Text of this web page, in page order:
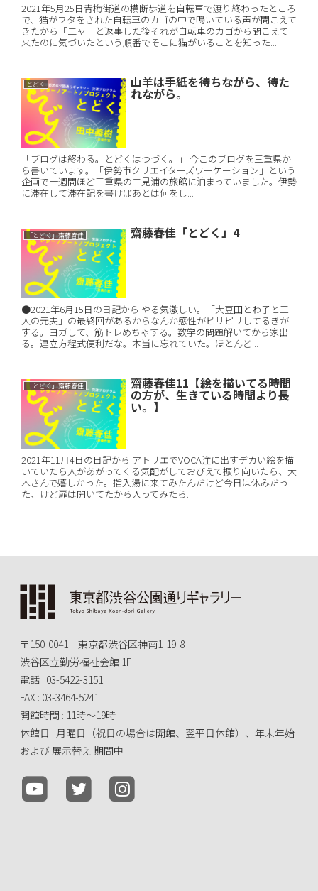
2021年5月25日青梅街道の横断歩道を自転車で渡り終わったところ
で、猫がフタをされた自転車のカゴの中で鳴いている声が聞こえて
きたから「二ャ」と返事した後それが自転車のカゴから聞こえて
来たのに気づいたという順番でそこに猫がいることを知った...
とどく 山羊は手紙を待ちながら、待た
れながら。
「ブログは終わる。とどくはつづく。」 今このブログを三重県か
ら書いています。「伊勢市クリエイターズワーケーション」という
企画で一週間ほど三重県の二見浦の旅館に泊まっていました。伊勢
に滞在して滞在記を書けばあとは何をし...
「とどく」齋藤春佳 齋藤春佳「とどく」4
●2021年6月15日の日記から やる気激しい。「大豆田とわ子と三
人の元夫」の最終回があるからなんか感性がピリピリしてるきが
する。ヨガして、筋トレめちゃする。数学の問題解いてから家出
る。連立方程式便利だな。本当に忘れていた。ほとんど...
「とどく」齋藤春佳 齋藤春佳11【絵を描いてる時間
の方が、生きている時間より長
い。】
2021年11月4日の日記から アトリエでVOCA注に出すデカい絵を描
いていたら人があがってくる気配がしておびえて振り向いたら、大
木さんで嬉しかった。指入湯に来てみたんだけど今日は休みだっ
た、けど扉は開いてたから入ってみたら...
〒150-0041 東京都渋谷区神南1-19-8
渋谷区立勤労福祉会館 1F
電話 : 03-5422-3151
FAX : 03-3464-5241
開館時間 : 11時～19時
休館日 : 月曜日（祝日の場合は開館、翌平日休館）、年末年始
および 展示替え 期間中